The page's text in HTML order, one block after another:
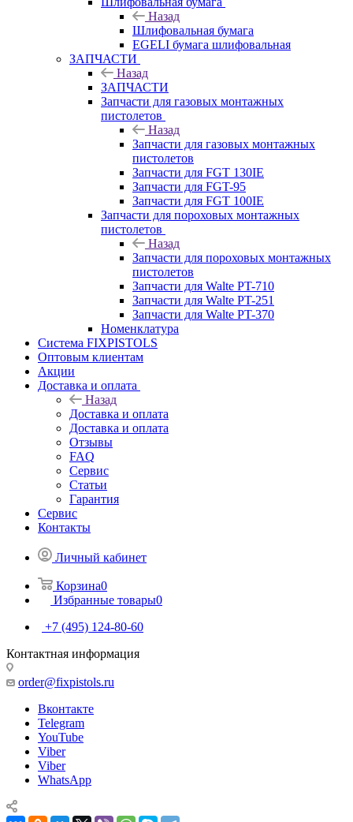
Назад
Шлифовальная бумага
EGELI бумага шлифовальная
ЗАПЧАСТИ
Назад
ЗАПЧАСТИ
Запчасти для газовых монтажных
пистолетов
Назад
Запчасти для газовых монтажных
пистолетов
Запчасти для FGT 130IE
Запчасти для FGT-95
Запчасти для FGT 100IE
Запчасти для пороховых монтажных
пистолетов
Назад
Запчасти для пороховых монтажных
пистолетов
Запчасти для Walte PT-710
Запчасти для Walte PT-251
Запчасти для Walte PT-370
Номенклатура
Система FIXPISTOLS
Оптовым клиентам
Акции
Доставка и оплата
Назад
Доставка и оплата
Доставка и оплата
Отзывы
FAQ
Сервис
Статьи
Гарантия
Сервис
Контакты
Личный кабинет
Корзина0
Избранные товары0
+7 (495) 124-80-60
Контактная информация
order@fixpistols.ru
Вконтакте
Telegram
YouTube
Viber
Viber
WhatsApp